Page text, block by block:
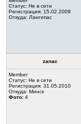
Статус: Не в сети
Регистрация: 15.02.2009
Откуда: Лангепас
zanac
Member
Статус: Не в сети
Регистрация: 31.05.2010
Откуда: Минск
Фото: 4